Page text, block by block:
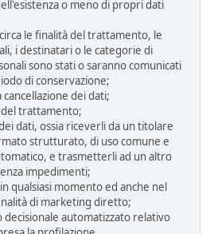
o meno di propri dati
le finalità del trattamento, le
i destinatari o le categorie di
sono stati o saranno comunicati
di conservazione;
dei dati;
trattamento;
dati, ossia riceverli da un titolare
strutturato, di uso comune e
e trasmetterli ad un altro
impedimenti;
qualsiasi momento ed anche nel
di marketing diretto;
decisionale automatizzato relativo